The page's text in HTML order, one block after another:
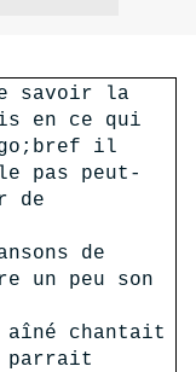
savoir la
en ce qui
il
pas peut-
de
de
un peu son
chantait
parrait